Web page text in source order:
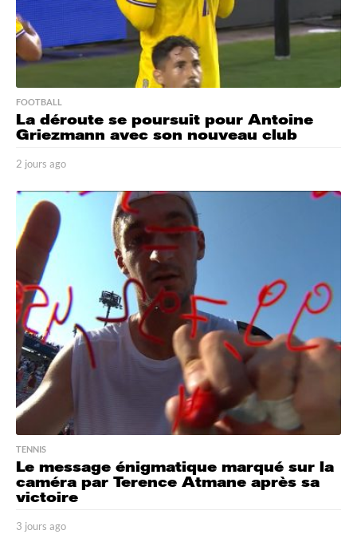
FOOTBALL
La déroute se poursuit pour Antoine
Griezmann avec son nouveau club
2 jours ago
o
o
TENNIS
Le message énigmatique marqué sur la
caméra par Terence Atmane après sa
victoire
3 jours ago